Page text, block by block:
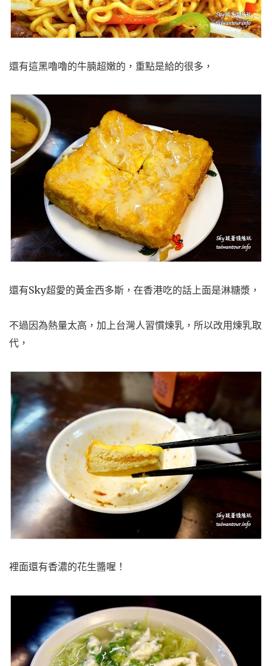
還有這黑嚕嚕的牛腩超嫩的，重點是給的很多，
還有Sky超愛的黃金西多斯，在香港吃的話上面是淋糖漿，
不過因為熱量太高，加上台灣人習慣煉乳，所以改用煉乳取
代，
裡面還有香濃的花生醬喔！